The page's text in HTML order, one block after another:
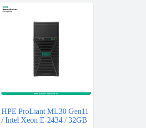
HPE ProLiant ML30 Gen11
/ Intel Xeon E-2434 / 32GB